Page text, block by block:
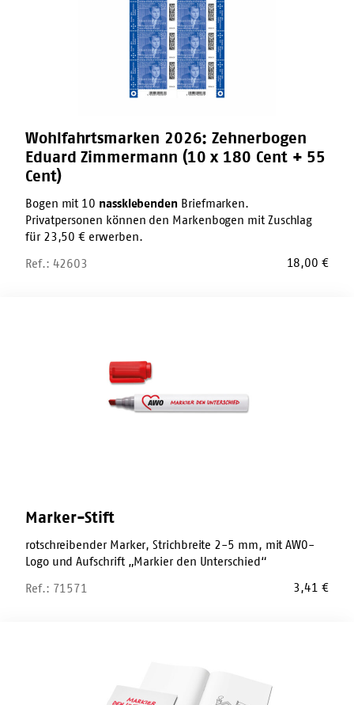
Wohlfahrtsmarken 2026: Zehnerbogen
Eduard Zimmermann (10 x 180 Cent + 55
Cent)
Bogen mit 10 nassklebenden Briefmarken.
Privatpersonen können den Markenbogen mit Zuschlag
für 23,50 € erwerben.
Ref.: 42603
18,00€
Marker-Stift
rotschreibender Marker, Strichbreite 2-5 mm, mit AWO-
Logo und Aufschrift „Markier den Unterschied“
Ref.: 71571
3,41€